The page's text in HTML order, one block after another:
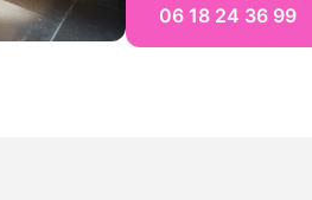
06 18 24 36 99